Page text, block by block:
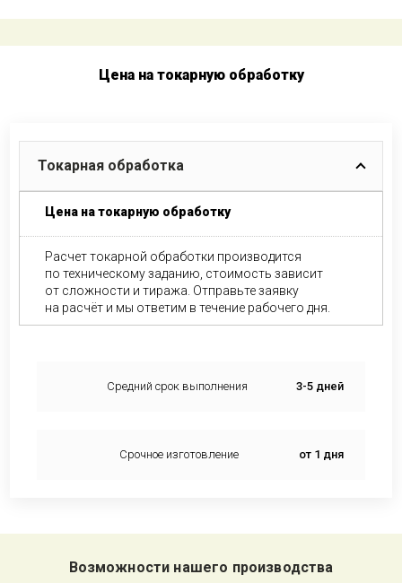
Цена на токарную обработку
Токарная обработка
Цена на токарную обработку
Расчет токарной обработки производится
по техническому заданию, стоимость зависит
от сложности и тиража. Отправьте заявку
на расчёт и мы ответим в течение рабочего дня.
Средний срок выполнения 3-5 дней
Срочное изготовление от 1 дня
Возможности нашего производства